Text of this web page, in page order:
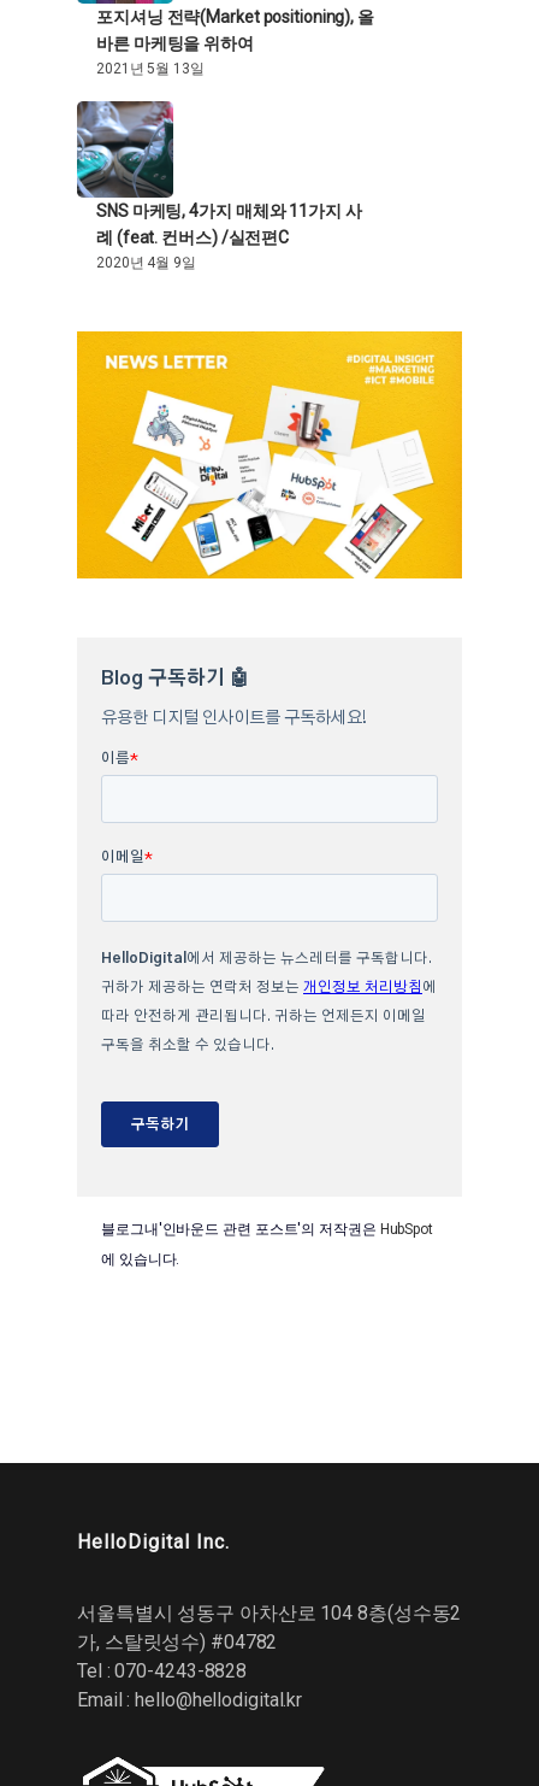
포지셔닝 전략(Market positioning), 올
바른 마케팅을 위하여
2021년 5월 13일
SNS 마케팅, 4가지 매체와 11가지 사
례 (feat. 컨버스) /실전편C
2020년 4월 9일
블로그내'인바운드 관련 포스트'의 저작권은 HubSpot
에 있습니다.
HelloDigital Inc.
서울특별시 성동구 아차산로 104 8층(성수동2
가, 스탈릿성수) #04782
Tel : 070-4243-8828
Email :hello@hellodigital.kr